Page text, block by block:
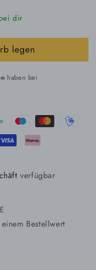
dir
legen
haben bei
verfügbar
Bestellwert